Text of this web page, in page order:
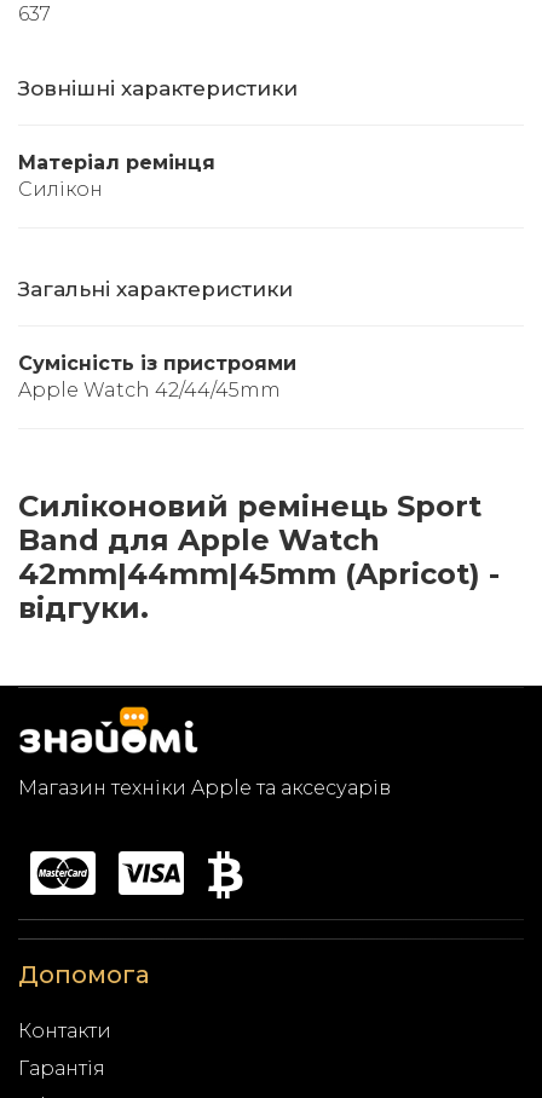
637
Зовнішні характеристики
Матеріал ремінця
Силікон
Загальні характеристики
Сумісність із пристроями
Apple Watch 42/44/45mm
Силіконовий ремінець Sport
Band для Apple Watch
42mm|44mm|45mm (Apricot) -
відгуки.
Магазин техніки Apple та аксесуарів
Допомога
Контакти
Гарантія